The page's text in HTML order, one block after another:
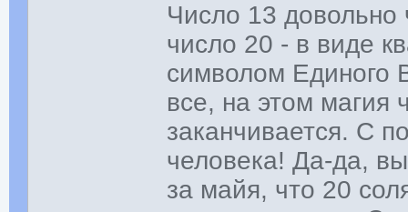
Число 13 довольно
число 20 - в виде
символом Единого
все, на этом магия
заканчивается. С
человека! Да-да,
за майя, что 20